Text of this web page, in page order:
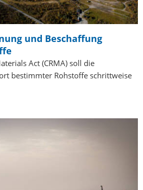
und Beschaffung
Act (CRMA) soll die
bestimmter Rohstoffe schrittweise